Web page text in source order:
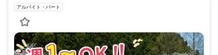
アルバイト・パート